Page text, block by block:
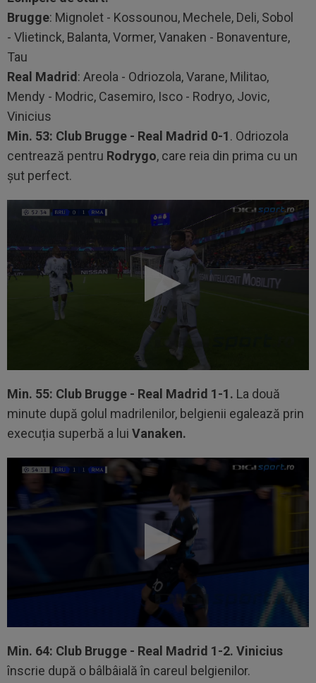
Brugge: Mignolet - Kossounou, Mechele, Deli, Sobol
- Vlietinck, Balanta, Vormer, Vanaken - Bonaventure,
Tau
Real Madrid: Areola - Odriozola, Varane, Militao,
Mendy - Modric, Casemiro, Isco - Rodryo, Jovic,
Vinicius
Min. 53: Club Brugge - Real Madrid 0-1. Odriozola
centrează pentru Rodrygo, care reia din prima cu un
șut perfect.
Min. 55: Club Brugge - Real Madrid 1-1. La două
minute după golul madrilenilor, belgienii egalează prin
execuția superbă a lui Vanaken.
Min. 64: Club Brugge - Real Madrid 1-2. Vinicius
înscrie după o bâlbâială în careul belgienilor.